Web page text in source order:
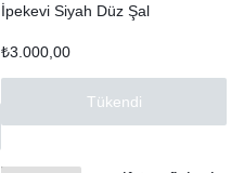
İpekevi Siyah Düz Şal
₺3.000,00
Tükendi